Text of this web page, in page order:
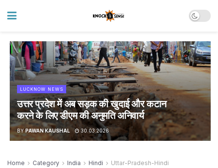
LUCKNOW NEWS
उत्तर प्रदेश में अब सड़क की खुदाई और कटान
करने के लिए डीएम की अनुमति अनिवार्य
BY PAWAN KAUSHAL 30.03.2026
Home Category India Hindi Uttar-Pradesh-Hindi